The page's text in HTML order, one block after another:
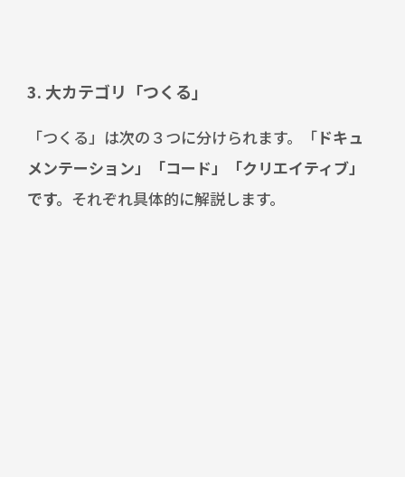
3. 大カテゴリ「つくる」
「つくる」は次の３つに分けられます。「ドキュ
メンテーション」「コード」「クリエイティブ」
です。 それぞれ具体的に解説します。